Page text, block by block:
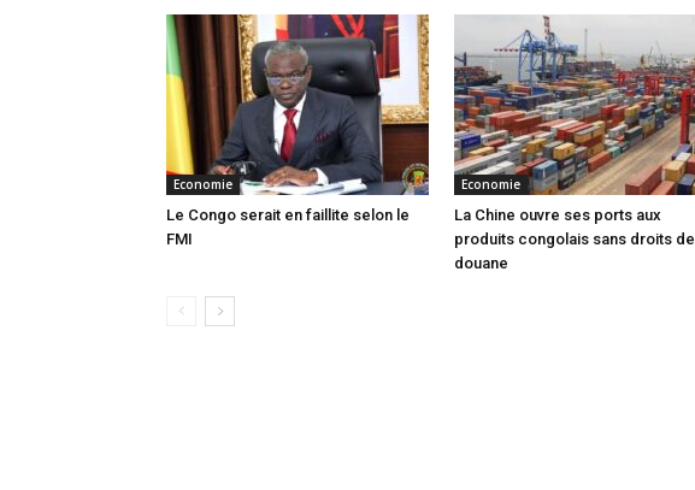
Economie
Le Congo serait en faillite selon le
FMI
Economie
La Chine ouvre ses ports aux
produits congolais sans droits de
douane